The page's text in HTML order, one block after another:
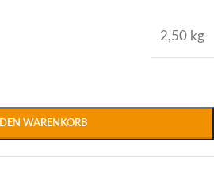
2,50 kg
DEN WARENKORB